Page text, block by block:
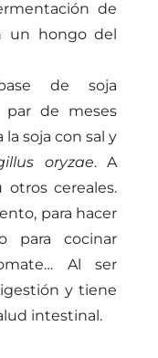
de
un hongo del
de soja
par de meses
la soja con sal y
oryzae. A
otros cereales.
para hacer
para cocinar
Al ser
y tiene
intestinal.